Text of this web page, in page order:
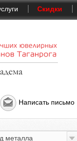
Скидки
Написать письмо
металла